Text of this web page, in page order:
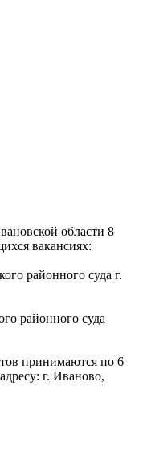
области 8
вакансиях:
районного суда г.
районного суда
принимаются по 6
г. Иваново,